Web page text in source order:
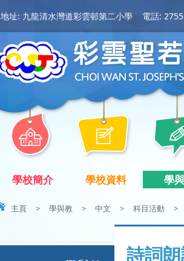
地址: 九龍清水灣道彩雲邨第二小學 電話:
學校簡介 學校資料 學
主頁 > 學與教 > 中文 > 科目活動 >
詩詞